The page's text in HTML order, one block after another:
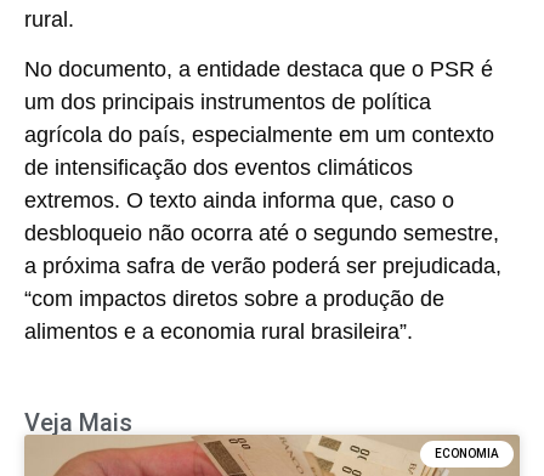
rural.
No documento, a entidade destaca que o PSR é
um dos principais instrumentos de política
agrícola do país, especialmente em um contexto
de intensificação dos eventos climáticos
extremos. O texto ainda informa que, caso o
desbloqueio não ocorra até o segundo semestre,
a próxima safra de verão poderá ser prejudicada,
“com impactos diretos sobre a produção de
alimentos e a economia rural brasileira”.
Veja Mais
ECONOMIA